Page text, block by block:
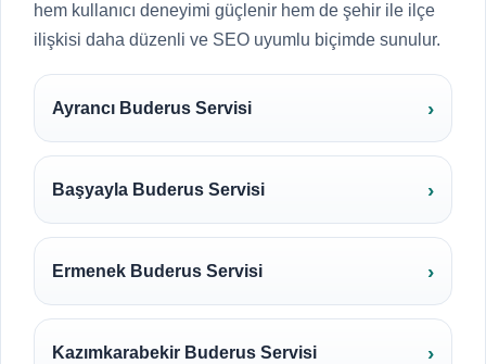
hem kullanıcı deneyimi güçlenir hem de şehir ile ilçe
ilişkisi daha düzenli ve SEO uyumlu biçimde sunulur.
Ayrancı Buderus Servisi
Başyayla Buderus Servisi
Ermenek Buderus Servisi
Kazımkarabekir Buderus Servisi